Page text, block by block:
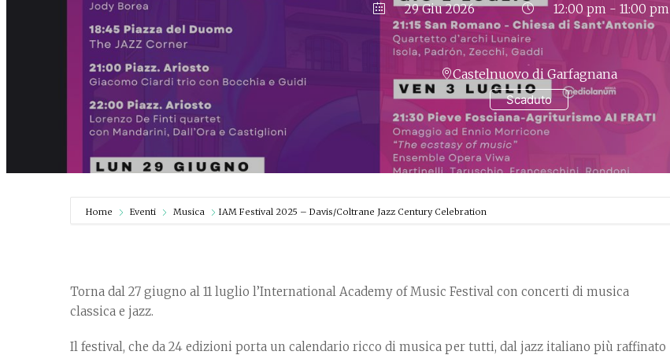
29 Giu 2026
Scaduto
12:00 pm - 11:00 pm
Castelnuovo di Garfagnana
Home Eventi Musica IAM Festival 2025 – Davis/Coltrane Jazz Century Celebration
Torna dal 27 giugno al 11 luglio l’International Academy of Music Festival con concerti di musica
classica e jazz.
Il festival, che da 24 edizioni porta un calendario ricco di musica per tutti, dal jazz italiano più raffinato